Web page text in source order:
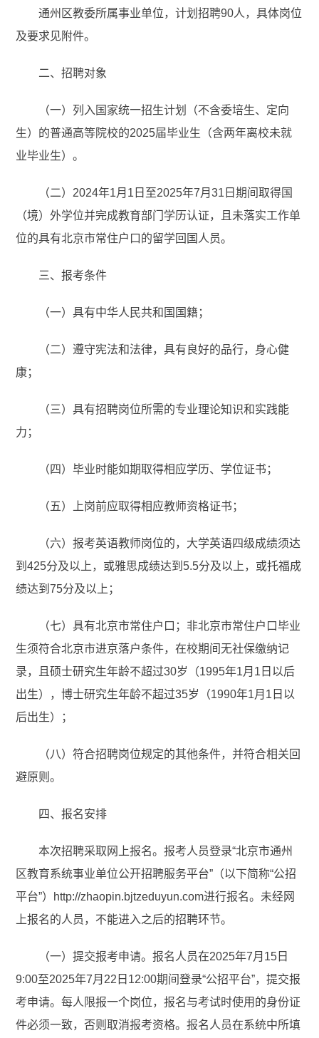
通州区教委所属事业单位，计划招聘90人，具体岗位
及要求见附件。
二、招聘对象
（一）列入国家统一招生计划（不含委培生、定向
生）的普通高等院校的2025届毕业生（含两年离校未就
业毕业生）。
（二）2024年1月1日至2025年7月31日期间取得国
（境）外学位并完成教育部门学历认证，且未落实工作单
位的具有北京市常住户口的留学回国人员。
三、报考条件
（一）具有中华人民共和国国籍；
（二）遵守宪法和法律，具有良好的品行，身心健
康；
（三）具有招聘岗位所需的专业理论知识和实践能
力；
（四）毕业时能如期取得相应学历、学位证书；
（五）上岗前应取得相应教师资格证书；
（六）报考英语教师岗位的，大学英语四级成绩须达
到425分及以上，或雅思成绩达到5.5分及以上，或托福成
绩达到75分及以上；
（七）具有北京市常住户口；非北京市常住户口毕业
生须符合北京市进京落户条件，在校期间无社保缴纳记
录，且硕士研究生年龄不超过30岁（1995年1月1日以后
出生），博士研究生年龄不超过35岁（1990年1月1日以
后出生）；
（八）符合招聘岗位规定的其他条件，并符合相关回
避原则。
四、报名安排
本次招聘采取网上报名。报考人员登录“北京市通州
区教育系统事业单位公开招聘服务平台”（以下简称“公招
平台”）http://zhaopin.bjtzeduyun.com进行报名。未经网
上报名的人员，不能进入之后的招聘环节。
（一）提交报考申请。报名人员在2025年7月15日
9:00至2025年7月22日12:00期间登录“公招平台”，提交报
考申请。每人限报一个岗位，报名与考试时使用的身份证
件必须一致，否则取消报考资格。报名人员在系统中所填